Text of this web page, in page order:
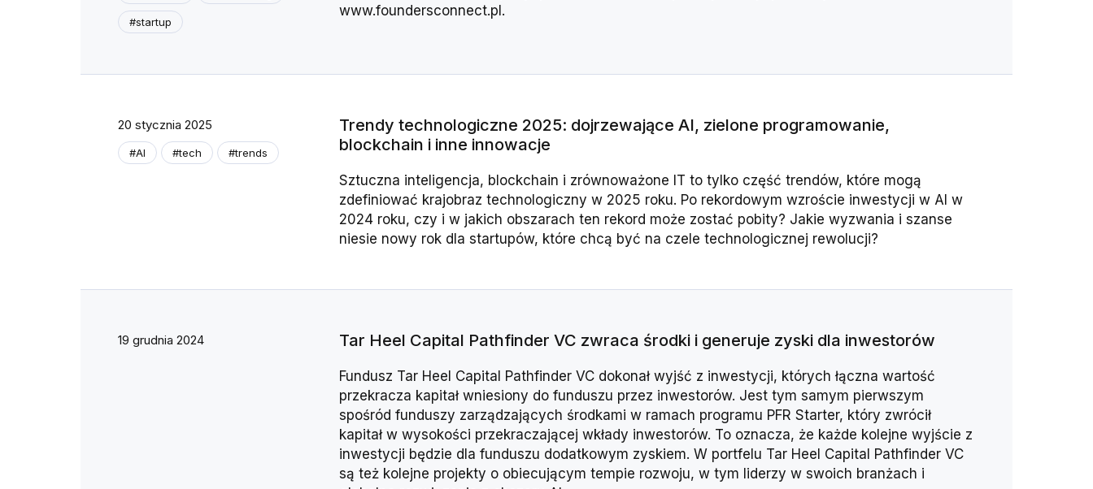
#startup
www.foundersconnect.pl.
20 stycznia 2025
#AI #tech #trends
Trendy technologiczne 2025: dojrzewające AI, zielone programowanie,
blockchain i inne innowacje
Sztuczna inteligencja, blockchain i zrównoważone IT to tylko część trendów, które mogą
zdefiniować krajobraz technologiczny w 2025 roku. Po rekordowym wzroście inwestycji w AI w
2024 roku, czy i w jakich obszarach ten rekord może zostać pobity? Jakie wyzwania i szanse
niesie nowy rok dla startupów, które chcą być na czele technologicznej rewolucji?
19 grudnia 2024 Tar Heel Capital Pathfinder VC zwraca środki i generuje zyski dla inwestorów
Fundusz Tar Heel Capital Pathfinder VC dokonał wyjść z inwestycji, których łączna wartość
przekracza kapitał wniesiony do funduszu przez inwestorów. Jest tym samym pierwszym
spośród funduszy zarządzających środkami w ramach programu PFR Starter, który zwrócił
kapitał w wysokości przekraczającej wkłady inwestorów. To oznacza, że każde kolejne wyjście z
inwestycji będzie dla funduszu dodatkowym zyskiem. W portfelu Tar Heel Capital Pathfinder VC
są też kolejne projekty o obiecującym tempie rozwoju, w tym liderzy w swoich branżach i